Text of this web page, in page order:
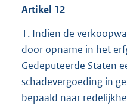
Artikel 12
1. Indien de
door opname in het
Gedeputeerde Staten
schadevergoeding in
bepaald naar